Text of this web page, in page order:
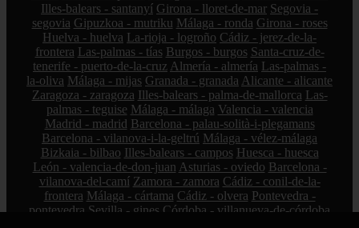
Illes-balears - santanyí Girona - lloret-de-mar Segovia -
segovia Gipuzkoa - mutriku Málaga - ronda Girona - roses
Huelva - huelva La-rioja - logroño Cádiz - jerez-de-la-
frontera Las-palmas - tías Burgos - burgos Santa-cruz-de-
tenerife - puerto-de-la-cruz Almería - almería Las-palmas -
la-oliva Málaga - mijas Granada - granada Alicante - alicante
Zaragoza - zaragoza Illes-balears - palma-de-mallorca Las-
palmas - teguise Málaga - málaga Valencia - valencia
Madrid - madrid Barcelona - palau-solità-i-plegamans
Barcelona - vilanova-i-la-geltrú Málaga - vélez-málaga
Bizkaia - bilbao Illes-balears - campos Huesca - huesca
León - valencia-de-don-juan Asturias - oviedo Barcelona -
vilanova-del-camí Zamora - zamora Cádiz - conil-de-la-
frontera Málaga - cártama Cádiz - olvera Pontevedra -
pontevedra Sevilla - gines Córdoba - villanueva-de-córdoba